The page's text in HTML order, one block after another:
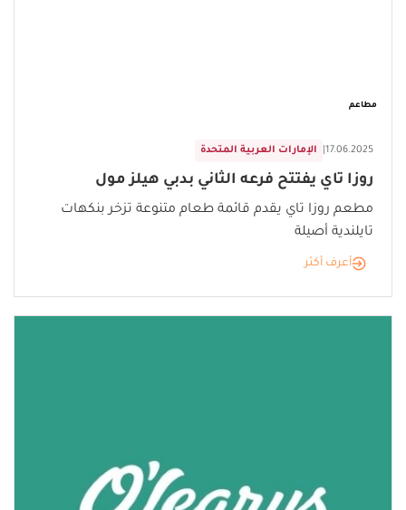
مطاعم
الإمارات العربية المتحدة 17.06.2025
روزا تاي يفتتح فرعه الثاني بدبي هيلز مول
مطعم روزا تاي يقدم قائمة طعام متنوعة تزخر بنكهات
تايلندية أصيلة
أعرف أكثر